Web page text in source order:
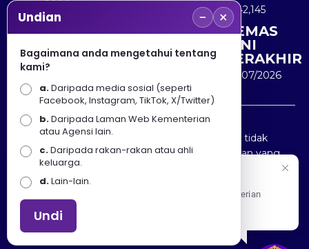
8000
+603
8891
7100
Terbuka
Sektor Awam
5,542,145
KEMAS
KINI
TERAKHIR
30/07/2026
Penafian : Kerajaan Malaysia dan Kementerian
Pelancongan Seni dan Budaya (MOTAC) adalah tidak
bertanggungjawab atas kehilangan atau kerugian yang
disebabkan oleh penggunaan mana-mana maklumat
yang diperolehi dari portal ini.
Hakcipta © 2025 KEMENTERIAN PELANCONGAN SENI
DAN BUDAYA. | Hak Cipta Terpelihara.
Undian − ×
Bagaimana anda mengetahui tentang
kami?
a.Daripada media sosial (seperti
Facebook, Instagram, TikTok, X/Twitter)
b.Daripada Laman Web Kementerian
atau Agensi lain.
c.Daripada rakan-rakan atau ahli
keluarga.
d.Lain-lain.
Undi
Apa Khabar! Selamat datang ke Portal Rasmi Kementerian
Pelancongan, Seni dan Budaya